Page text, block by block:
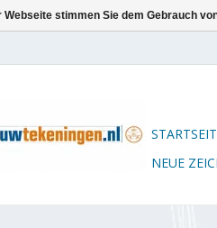
NEUE
Webseite stimmen Sie dem Gebrauch